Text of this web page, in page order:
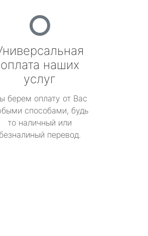
оплата наших
услуг
берем оплату от Вас
способами, будь
то наличный или
безналиный перевод.